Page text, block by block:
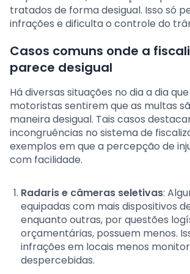
tratados de forma desigual. Isso só
infrações e dificulta o controle do
Casos comuns onde a
parece desigual
Há diversas situações no dia a dia
motoristas sentirem que as multas
maneira desigual. Tais casos
incongruências no sistema de
exemplos em que a percepção de
com facilidade.
Radaris e câmeras seletivas:
equipadas com mais dispositivos
enquanto outras, por questões
orçamentárias, possuem menos.
infrações em locais menos
despercebidas.